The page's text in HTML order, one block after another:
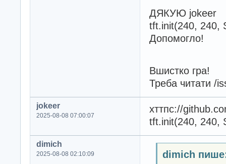
ДЯКУЮ jokeer
tft.init(240, 240,
Допомогло!
Вшистко гра!
Треба читати /
jokeer
2025-08-08 07:00:07
хттпс://
tft.init(240, 240,
dimich
2025-08-08 02:10:09
dimich